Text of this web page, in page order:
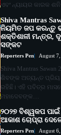
ଏବଂ ନ୍ୟାୟର କାରକ
Shiva Mantras
ନିୟମିତ ଜପ କରନ୍ତୁ
ଶକ୍ତିଶାଳୀ ମନ୍ତ୍ର,
ସଙ୍କଟ
Reporters Pen August
Shiva Mantras
ଶିବଙ୍କ ଅତ୍ୟନ୍ତ ପ୍ରିୟ
ରହିଛି। ଏହି ପବିତ୍ର
ମହାଦେବଙ୍କ…
୨୦୨୭ ବିଶ୍ୱକପ
ଆକାଶ ଚୋପ୍ରା
Reporters Pen August